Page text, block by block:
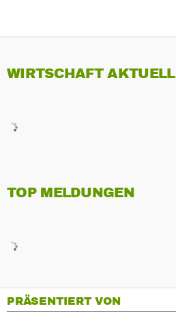
WIRTSCHAFT AKTUELL
TOP MELDUNGEN
PRÄSENTIERT VON